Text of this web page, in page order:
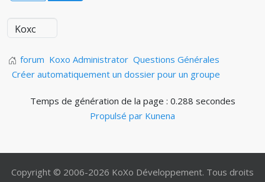
forum Koxo Administrator Questions Générales
Créer automatiquement un dossier pour un groupe
Temps de génération de la page : 0.288 secondes
Propulsé par Kunena
Copyright © 2006-2026 KoXo Développement. Tous droits